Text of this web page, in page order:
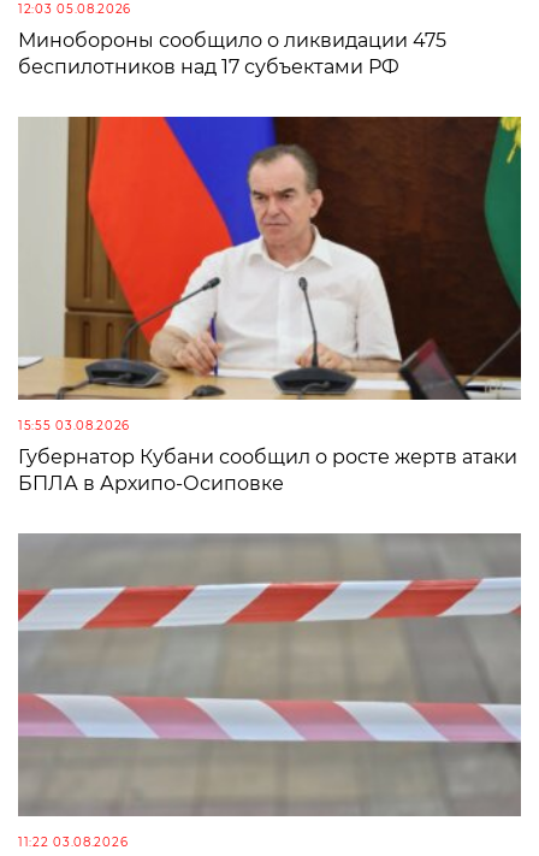
12:03 05.08.2026
Минобороны сообщило о ликвидации 475
беспилотников над 17 субъектами РФ
15:55 03.08.2026
Губернатор Кубани сообщил о росте жертв атаки
БПЛА в Архипо-Осиповке
11:22 03.08.2026